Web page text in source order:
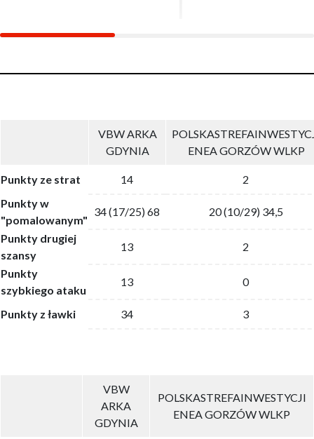
VBW ARKA
GDYNIA
ENEA GORZÓW WLKP
Punkty ze strat 14
2
Punkty w
"pomalowanym"
34 (17/25) 68
20 (10/29) 34,5
Punkty drugiej
szansy
13
2
Punkty
szybkiego ataku
13 0
Punkty z ławki 34 3
VBW
ARKA
GDYNIA
POLSKASTREFAINWESTYCJI
ENEA GORZÓW WLKP